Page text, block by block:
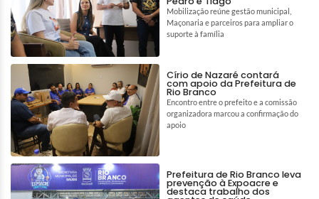
Mobilização reúne gestão municipal,
Maçonaria e parceiros para ampliar o
suporte à família
Círio de Nazaré contará
com apoio da Prefeitura de
Rio Branco
Encontro entre o prefeito e a comissão
organizadora marcou a confirmação do
apoio
Prefeitura de Rio Branco leva
prevenção à Expoacre e
destaca trabalho dos